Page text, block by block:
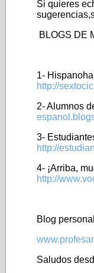
Si quieres
BLOGS DE
1-
http://
2- Alumnos
3-
http://
4- ¡Arriba,
http://
Blog
Saludos